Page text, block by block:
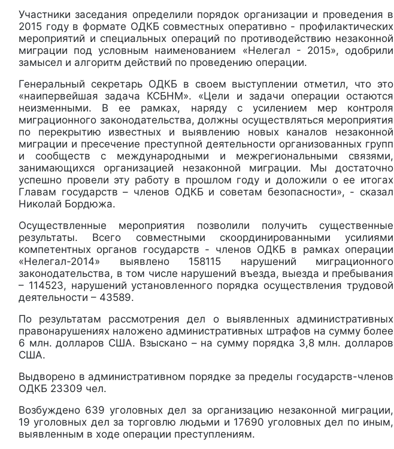
Участники заседания определили порядок организации и проведения в
2015 году в формате ОДКБ совместных оперативно - профилактических
мероприятий и специальных операций по противодействию незаконной
миграции под условным наименованием «Нелегал - 2015», одобрили
замысел и алгоритм действий по проведению операции.
Генеральный секретарь ОДКБ в своем выступлении отметил, что это
«наипервейшая задача КСБНМ». «Цели и задачи операции остаются
неизменными. В ее рамках, наряду с усилением мер контроля
миграционного законодательства, должны осуществляться мероприятия
по перекрытию известных и выявлению новых каналов незаконной
миграции и пресечение преступной деятельности организованных групп
и сообществ с международными и межрегиональными связями,
занимающихся организацией незаконной миграции. Мы достаточно
успешно провели эту работу в прошлом году и доложили о ее итогах
Главам государств – членов ОДКБ и советам безопасности», - сказал
Николай Бордюжа.
Осуществленные мероприятия позволили получить существенные
результаты. Всего совместными скоординированными усилиями
компетентных органов государств - членов ОДКБ в рамках операции
«Нелегал-2014» выявлено 158115 нарушений миграционного
законодательства, в том числе нарушений въезда, выезда и пребывания
– 114523, нарушений установленного порядка осуществления трудовой
деятельности – 43589.
По результатам рассмотрения дел о выявленных административных
правонарушениях наложено административных штрафов на сумму более
6 млн. долларов США. Взыскано – на сумму порядка 3,8 млн. долларов
США.
Выдворено в административном порядке за пределы государств-членов
ОДКБ 23309 чел.
Возбуждено 639 уголовных дел за организацию незаконной миграции,
19 уголовных дел за торговлю людьми и 17690 уголовных дел по иным,
выявленным в ходе операции преступлениям.